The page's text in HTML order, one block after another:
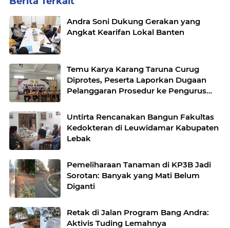
Andra Soni Dukung Gerakan yang
Angkat Kearifan Lokal Banten
Temu Karya Karang Taruna Curug
Diprotes, Peserta Laporkan Dugaan
Pelanggaran Prosedur ke Pengurus
Untirta Rencanakan Bangun Fakultas
Kedokteran di Leuwidamar Kabupaten
Lebak
Pemeliharaan Tanaman di KP3B Jadi
Sorotan: Banyak yang Mati Belum
Diganti
Retak di Jalan Program Bang Andra:
Aktivis Tuding Lemahnya